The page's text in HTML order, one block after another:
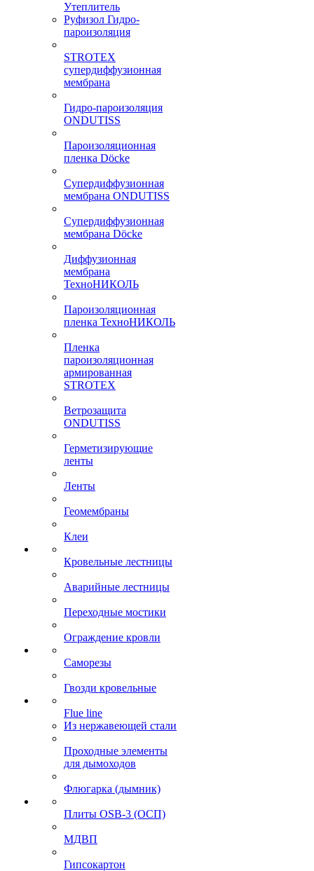
Утеплитель
Руфизол Гидро-
пароизоляция
STROTEX
супердиффузионная
мембрана
Гидро-пароизоляция
ONDUTISS
Пароизоляционная
пленка Döcke
Супердиффузионная
мембрана ONDUTISS
Супердиффузионная
мембрана Döcke
Диффузионная
мембрана
ТехноНИКОЛЬ
Пароизоляционная
пленка ТехноНИКОЛЬ
Пленка
пароизоляционная
армированная
STROTEX
Ветрозащита
ONDUTISS
Герметизирующие
ленты
Ленты
Геомембраны
Клеи
Кровельные лестницы
Аварийные лестницы
Переходные мостики
Ограждение кровли
Саморезы
Гвозди кровельные
Flue line
Из нержавеющей стали
Проходные элементы
для дымоходов
Флюгарка (дымник)
Плиты OSB-3 (ОСП)
МДВП
Гипсокартон